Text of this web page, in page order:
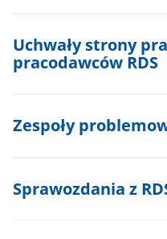
Uchwały strony
pracodawców RDS
Zespoły
Sprawozdania z